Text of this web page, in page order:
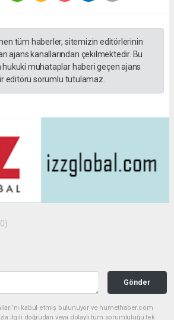
tüm haberler, sitemizin editörlerinin
ajans kanallarından çekilmektedir. Bu
hukuki muhataplar haberi geçen ajans
editörü sorumlu tutulamaz.
Gönder
kabul etmiş bulunuyor ve hurnethaber.com
ilgili doğrudan veya dolaylı tüm sorumluluğu tek